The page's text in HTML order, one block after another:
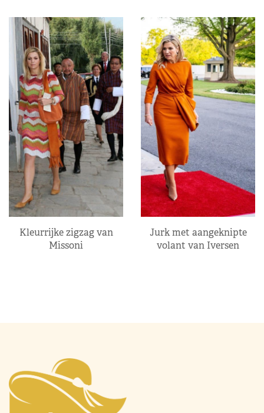
Kleurrijke zigzag van
Missoni
Jurk met aangeknipte
volant van Iversen